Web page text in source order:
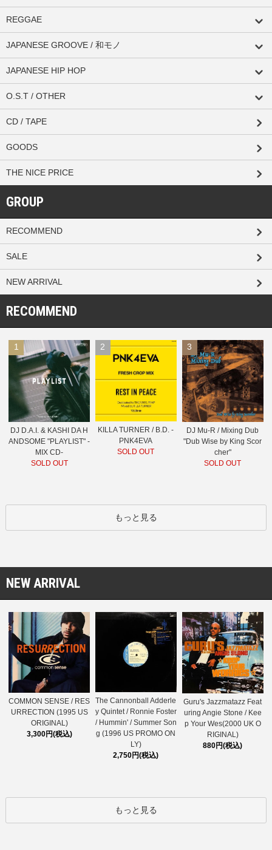
REGGAE
JAPANESE GROOVE / 和モノ
JAPANESE HIP HOP
O.S.T / OTHER
CD / TAPE
GOODS
THE NICE PRICE
GROUP
RECOMMEND
SALE
NEW ARRIVAL
RECOMMEND
1
DJ D.A.I. & KASHI DA H
ANDSOME "PLAYLIST" -
MIX CD-
SOLD OUT
2
KILLA TURNER / B.D. -
PNK4EVA
SOLD OUT
3
DJ Mu-R / Mixing Dub
"Dub Wise by King Scor
cher"
SOLD OUT
もっと見る
NEW ARRIVAL
COMMON SENSE / RES
URRECTION (1995 US
ORIGINAL)
3,300円(税込)
The Cannonball Adderle
y Quintet / Ronnie Foster
/ Hummin' / Summer Son
g (1996 US PROMO ON
LY)
2,750円(税込)
Guru's Jazzmatazz Feat
uring Angie Stone / Kee
p Your Wes(2000 UK O
RIGINAL)
880円(税込)
もっと見る